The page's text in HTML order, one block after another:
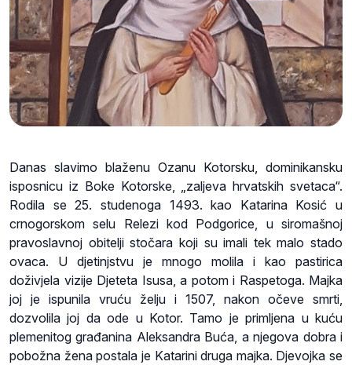
Danas slavimo blaženu Ozanu Kotorsku, dominikansku
isposnicu iz Boke Kotorske, „zaljeva hrvatskih svetaca“.
Rodila se 25. studenoga 1493. kao Katarina Kosić u
crnogorskom selu Relezi kod Podgorice, u siromašnoj
pravoslavnoj obitelji stočara koji su imali tek malo stado
ovaca. U djetinjstvu je mnogo molila i kao pastirica
doživjela vizije Djeteta Isusa, a potom i Raspetoga. Majka
joj je ispunila vruću želju i 1507, nakon očeve smrti,
dozvolila joj da ode u Kotor. Tamo je primljena u kuću
plemenitog građanina Aleksandra Buća, a njegova dobra i
pobožna žena postala je Katarini druga majka. Djevojka se